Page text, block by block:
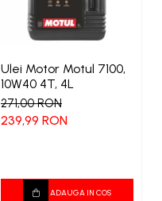
Ulei Motor Motul 7100,
10W40 4T, 4L
271,00 RON
239,99 RON
ADAUGA IN COS